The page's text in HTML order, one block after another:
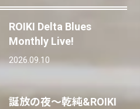
ROIKI Delta Blues
Monthly Live!
2026.09.10
誕放の夜〜乾純&ROIKI